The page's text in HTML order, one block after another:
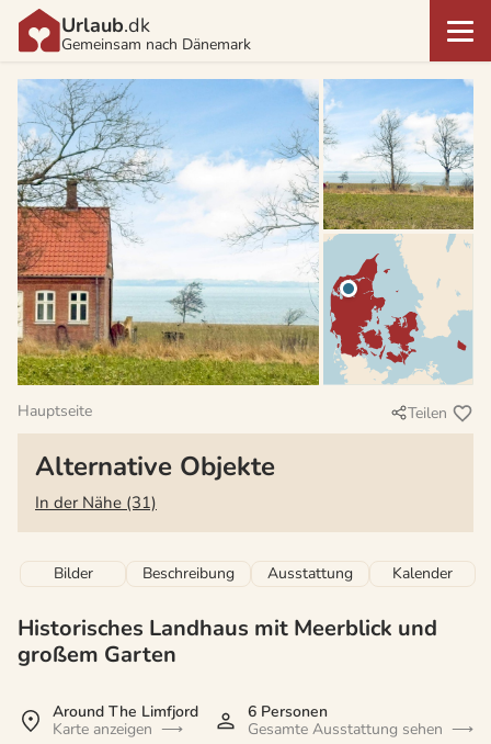
Urlaub.dk
Gemeinsam nach Dänemark
Hauptseite Teilen
Alternative Objekte
In der Nähe (31)
Bilder Beschreibung Ausstattung Kalender
Historisches Landhaus mit Meerblick und
großem Garten
Around The Limfjord
Karte anzeigen
6 Personen
Gesamte Ausstattung sehen